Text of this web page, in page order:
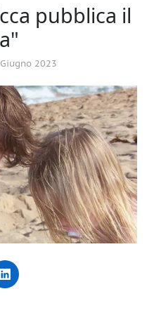
pubblica il
2023